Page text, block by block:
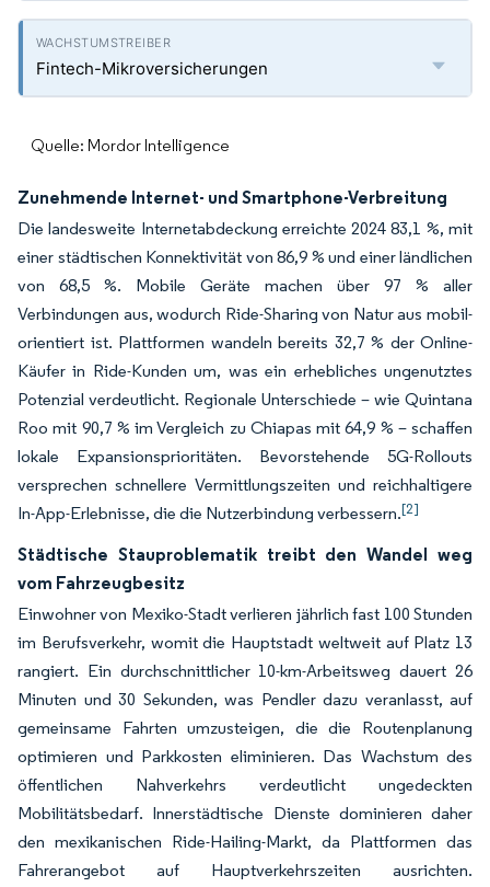
Fintech-Mikroversicherungen
Quelle: Mordor Intelligence
Zunehmende Internet- und Smartphone-Verbreitung
Die landesweite Internetabdeckung erreichte 2024 83,1 %, mit
einer städtischen Konnektivität von 86,9 % und einer ländlichen
von 68,5 %. Mobile Geräte machen über 97 % aller
Verbindungen aus, wodurch Ride-Sharing von Natur aus mobil-
orientiert ist. Plattformen wandeln bereits 32,7 % der Online-
Käufer in Ride-Kunden um, was ein erhebliches ungenutztes
Potenzial verdeutlicht. Regionale Unterschiede – wie Quintana
Roo mit 90,7 % im Vergleich zu Chiapas mit 64,9 % – schaffen
lokale Expansionsprioritäten. Bevorstehende 5G-Rollouts
versprechen schnellere Vermittlungszeiten und reichhaltigere
In-App-Erlebnisse, die die Nutzerbindung verbessern.[2]
Städtische Stauproblematik treibt den Wandel weg
vom Fahrzeugbesitz
Einwohner von Mexiko-Stadt verlieren jährlich fast 100 Stunden
im Berufsverkehr, womit die Hauptstadt weltweit auf Platz 13
rangiert. Ein durchschnittlicher 10-km-Arbeitsweg dauert 26
Minuten und 30 Sekunden, was Pendler dazu veranlasst, auf
gemeinsame Fahrten umzusteigen, die die Routenplanung
optimieren und Parkkosten eliminieren. Das Wachstum des
öffentlichen Nahverkehrs verdeutlicht ungedeckten
Mobilitätsbedarf. Innerstädtische Dienste dominieren daher
den mexikanischen Ride-Hailing-Markt, da Plattformen das
Fahrerangebot auf Hauptverkehrszeiten ausrichten.